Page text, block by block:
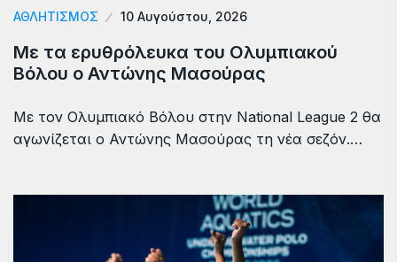
ΑΘΛΗΤΙΣΜΟΣ 10 Αυγούστου, 2026
Με τα ερυθρόλευκα του Ολυμπιακού
Βόλου ο Αντώνης Μασούρας
Με τον Ολυμπιακό Βόλου στην National League 2 θα
αγωνίζεται ο Αντώνης Μασούρας τη νέα σεζόν.…